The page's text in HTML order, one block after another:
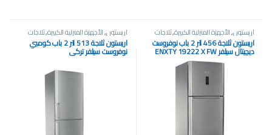
اريستون,الأجهزة المنزلية الكبيرة,ثلاجات
اريستون ثلاجة 456 لتر 2 باب نوفروست
ديچيتال سيلفر ENXTY 19222 X FW
(MA)
اريستون,الأجهزة المنزلية الكبيرة,ثلاجات
اريستون ثلاجة 513 لتر 2 باب كومبي
نوفروست سيلفر تركي
ENBLH19122FT (EX)